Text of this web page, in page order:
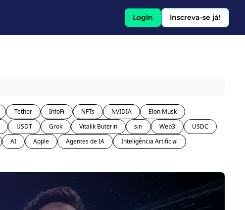
Login Inscreva-se já!
Tether InfoFi NFTs NVIDIA
Elon Musk
USDT Grok Vitalik Buterin siri Web3
USDC
AI Apple Agentes de IA
Inteligência Artificial